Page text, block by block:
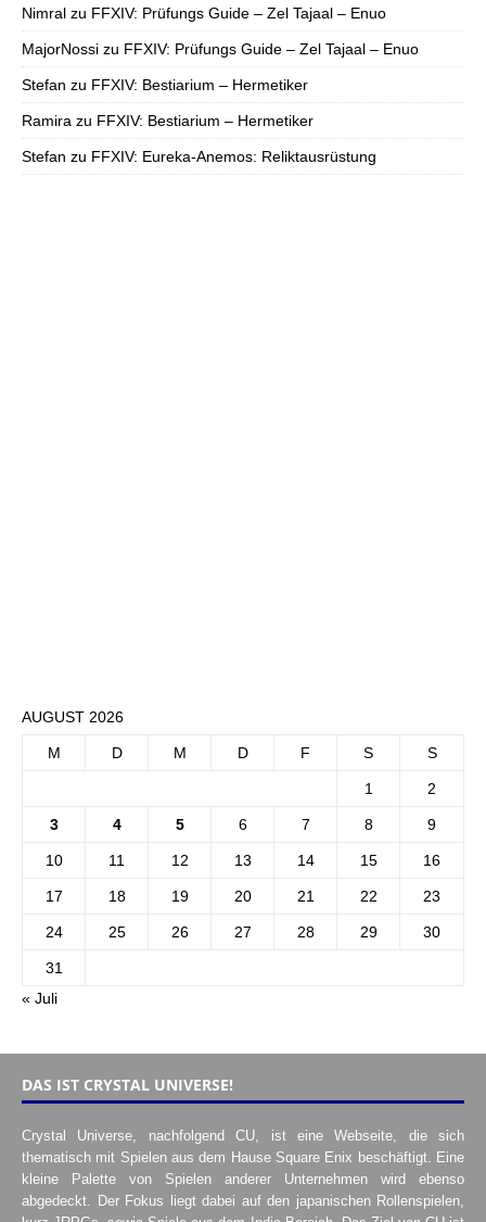
Nimral zu FFXIV: Prüfungs Guide – Zel Tajaal – Enuo
MajorNossi zu FFXIV: Prüfungs Guide – Zel Tajaal – Enuo
Stefan zu FFXIV: Bestiarium – Hermetiker
Ramira zu FFXIV: Bestiarium – Hermetiker
Stefan zu FFXIV: Eureka-Anemos: Reliktausrüstung
AUGUST 2026
M D M D F S S
1 2
3 4 5 6 7 8 9
10 11 12 13 14 15 16
17 18 19 20 21 22 23
24 25 26 27 28 29 30
31
« Juli
DAS IST CRYSTAL UNIVERSE!
Crystal Universe, nachfolgend CU, ist eine Webseite, die sich
thematisch mit Spielen aus dem Hause Square Enix beschäftigt. Eine
kleine Palette von Spielen anderer Unternehmen wird ebenso
abgedeckt. Der Fokus liegt dabei auf den japanischen Rollenspielen,